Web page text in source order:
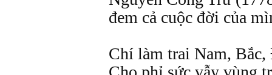
đem cả cuộc đời của
Chí làm trai Nam, Bắc,